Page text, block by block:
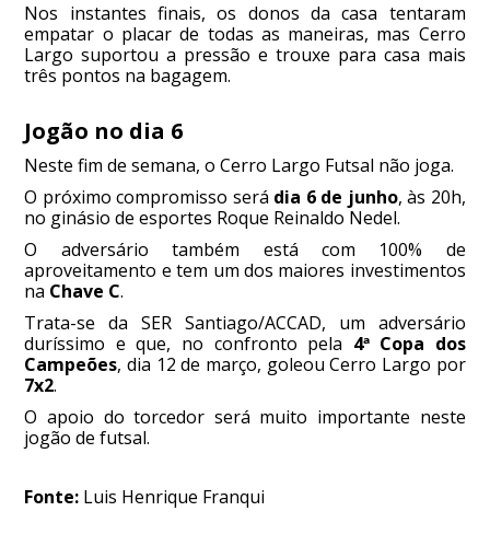
Nos instantes finais, os donos da casa tentaram
empatar o placar de todas as maneiras, mas Cerro
Largo suportou a pressão e trouxe para casa mais
três pontos na bagagem.
Jogão no dia 6
Neste fim de semana, o Cerro Largo Futsal não joga.
O próximo compromisso será dia 6 de junho, às 20h,
no ginásio de esportes Roque Reinaldo Nedel.
O adversário também está com 100% de
aproveitamento e tem um dos maiores investimentos
na Chave C.
Trata-se da SER Santiago/ACCAD, um adversário
duríssimo e que, no confronto pela 4ª Copa dos
Campeões, dia 12 de março, goleou Cerro Largo por
7x2.
O apoio do torcedor será muito importante neste
jogão de futsal.
Fonte: Luis Henrique Franqui